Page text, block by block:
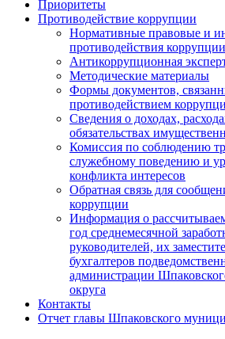
Приоритеты
Противодействие коррупции
Нормативные правовые и
противодействия коррупции
Антикоррупционная
Методические материалы
Формы документов,
противодействием
Сведения о доходах,
обязательствах
Комиссия по соблюдению
служебному поведению и
конфликта интересов
Обратная связь для
коррупции
Информация о
год среднемесячной
руководителей, их
бухгалтеров
администрации
округа
Контакты
Отчет главы Шпаковского